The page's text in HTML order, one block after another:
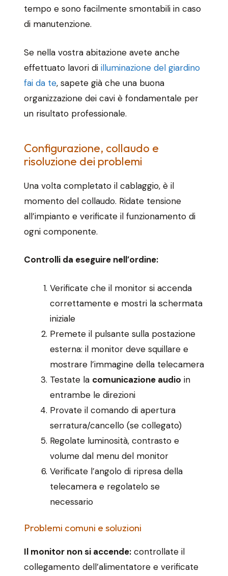
tempo e sono facilmente smontabili in caso
di manutenzione.
Se nella vostra abitazione avete anche
effettuato lavori di illuminazione del giardino
fai da te, sapete già che una buona
organizzazione dei cavi è fondamentale per
un risultato professionale.
Configurazione, collaudo e
risoluzione dei problemi
Una volta completato il cablaggio, è il
momento del collaudo. Ridate tensione
all’impianto e verificate il funzionamento di
ogni componente.
Controlli da eseguire nell’ordine:
Verificate che il monitor si accenda
correttamente e mostri la schermata
iniziale
Premete il pulsante sulla postazione
esterna: il monitor deve squillare e
mostrare l’immagine della telecamera
Testate la comunicazione audio in
entrambe le direzioni
Provate il comando di apertura
serratura/cancello (se collegato)
Regolate luminosità, contrasto e
volume dal menu del monitor
Verificate l’angolo di ripresa della
telecamera e regolatelo se
necessario
Problemi comuni e soluzioni
Il monitor non si accende: controllate il
collegamento dell’alimentatore e verificate